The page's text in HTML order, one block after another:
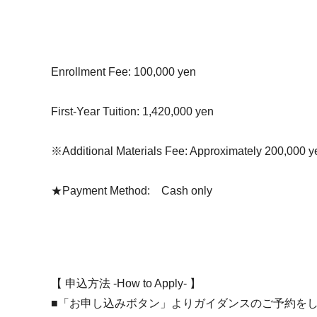
Enrollment Fee: 100,000 yen
First-Year Tuition: 1,420,000 yen
※Additional Materials Fee: Approximately 200,000
★Payment Method: Cash only
【 申込方法 -How to Apply- 】
■「お申し込みボタン」よりガイダンスのご予約を